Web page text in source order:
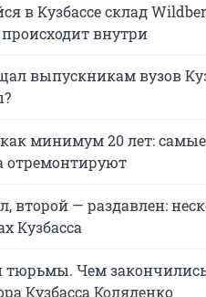
в Кузбассе склад
внутри
выпускникам вузов
минимум 20 лет:
отремонтируют
второй — раздавлен:
Кузбасса
тюрьмы. Чем
Кузбасса Коляденко